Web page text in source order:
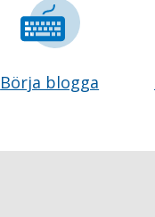
Börja blogga